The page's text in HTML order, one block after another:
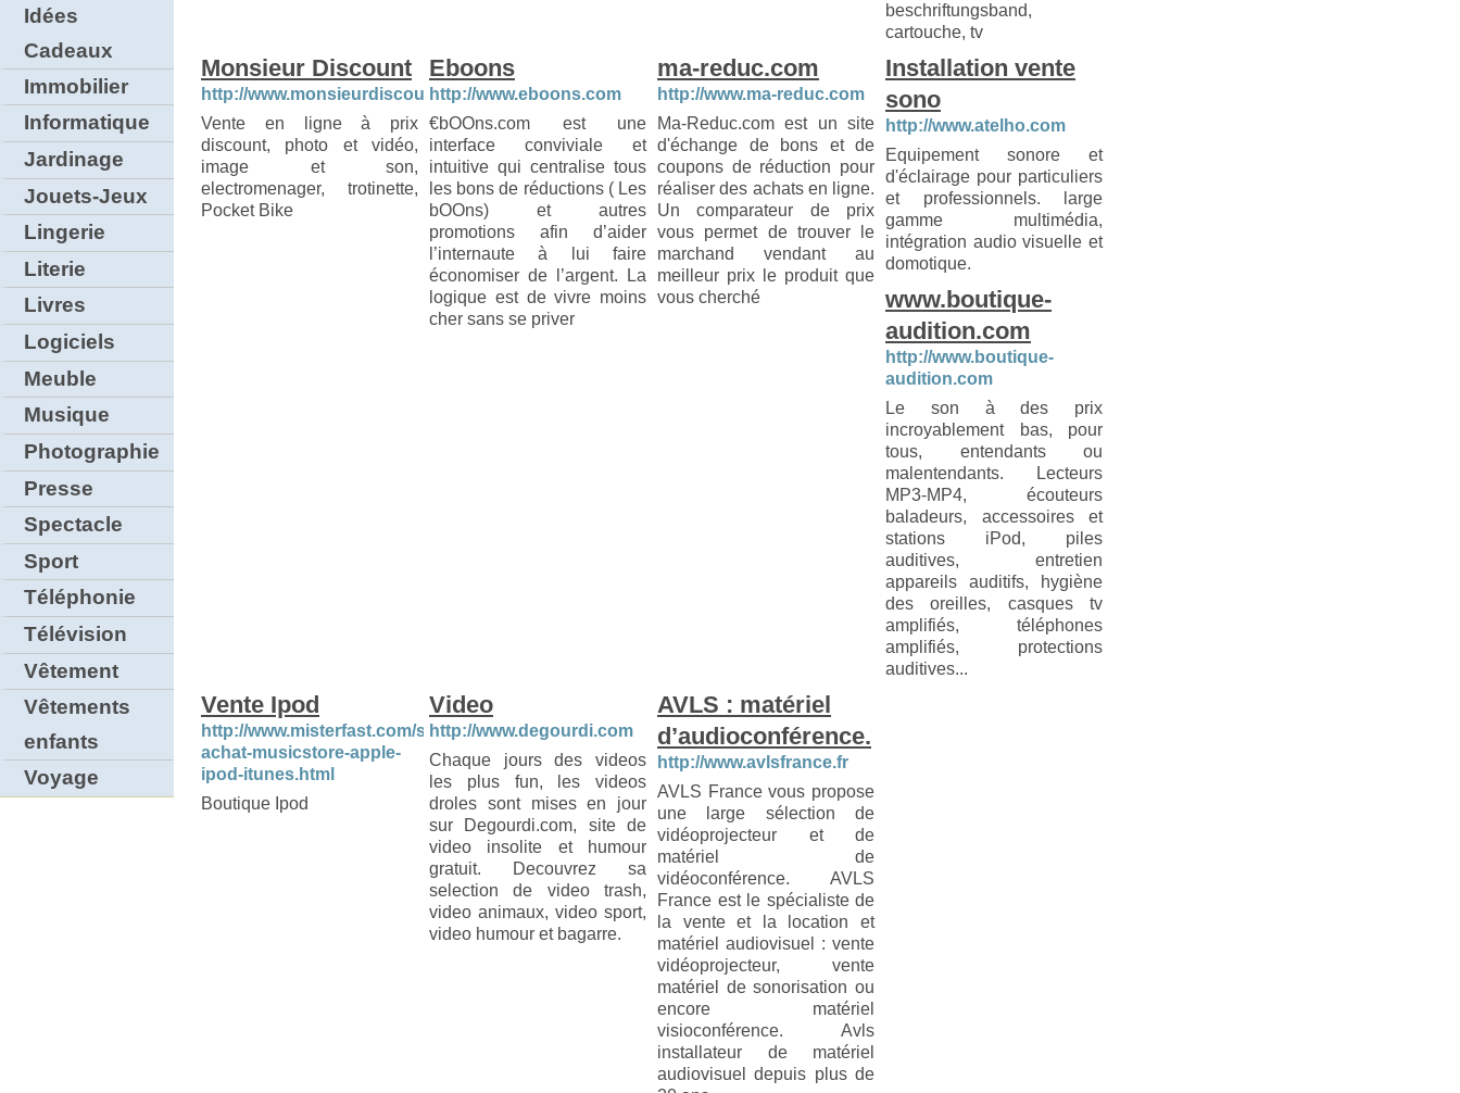
Idées
Cadeaux
Immobilier
Informatique
Jardinage
Jouets-Jeux
Lingerie
Literie
Livres
Logiciels
Meuble
Musique
Photographie
Presse
Spectacle
Sport
Téléphonie
Télévision
Vêtement
Vêtements
enfants
Voyage
beschriftungsband,
cartouche, tv
Monsieur Discount
http://www.monsieurdiscount.com
Vente en ligne à prix
discount, photo et vidéo,
image et son,
electromenager, trotinette,
Pocket Bike
Eboons
http://www.eboons.com
€bOOns.com est une
interface conviviale et
intuitive qui centralise tous
les bons de réductions ( Les
bOOns) et autres
promotions afin d’aider
l’internaute à lui faire
économiser de l’argent. La
logique est de vivre moins
cher sans se priver
ma-reduc.com
http://www.ma-reduc.com
Ma-Reduc.com est un site
d'échange de bons et de
coupons de réduction pour
réaliser des achats en ligne.
Un comparateur de prix
vous permet de trouver le
marchand vendant au
meilleur prix le produit que
vous cherché
Installation vente
sono
http://www.atelho.com
Equipement sonore et
d'éclairage pour particuliers
et professionnels. large
gamme multimédia,
intégration audio visuelle et
domotique.
www.boutique-
audition.com
http://www.boutique-
audition.com
Le son à des prix
incroyablement bas, pour
tous, entendants ou
malentendants. Lecteurs
MP3-MP4, écouteurs
baladeurs, accessoires et
stations iPod, piles
auditives, entretien
appareils auditifs, hygiène
des oreilles, casques tv
amplifiés, téléphones
amplifiés, protections
auditives...
Vente Ipod
http://www.misterfast.com/shopping-
achat-musicstore-apple-
ipod-itunes.html
Boutique Ipod
Video
http://www.degourdi.com
Chaque jours des videos
les plus fun, les videos
droles sont mises en jour
sur Degourdi.com, site de
video insolite et humour
gratuit. Decouvrez sa
selection de video trash,
video animaux, video sport,
video humour et bagarre.
AVLS : matériel
d’audioconférence.
http://www.avlsfrance.fr
AVLS France vous propose
une large sélection de
vidéoprojecteur et de
matériel de
vidéoconférence. AVLS
France est le spécialiste de
la vente et la location et
matériel audiovisuel : vente
vidéoprojecteur, vente
matériel de sonorisation ou
encore matériel
visioconférence. Avls
installateur de matériel
audiovisuel depuis plus de